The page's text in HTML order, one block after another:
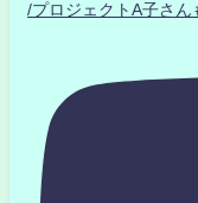
/プロジェクトA子さ